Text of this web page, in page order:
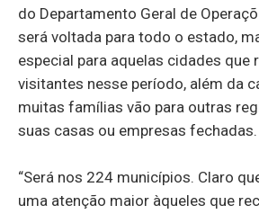
do Departamento Geral de
será voltada para todo o estado,
especial para aquelas cidades que
visitantes nesse período, além da
muitas famílias vão para outras
suas casas ou empresas fechadas.
“Será nos 224 municípios. Claro
uma atenção maior àqueles que